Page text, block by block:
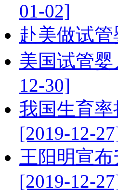
01-02]
赴美做试
美国试管
12-30]
我国生育
[2019-12-
王阳明宣
[2019-12-